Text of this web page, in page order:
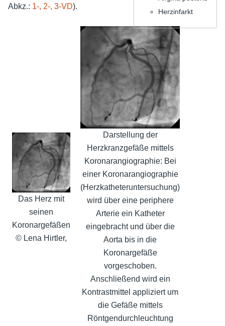
Herzinfarkt
Abkz.: 1-, 2-, 3-VD).
Das Herz mit
seinen
Koronargefäßen
© Lena Hirtler,
Darstellung der
Herzkranzgefäße mittels
Koronarangiographie: Bei
einer Koronarangiographie
(Herzkatheteruntersuchung)
wird über eine periphere
Arterie ein Katheter
eingebracht und über die
Aorta bis in die
Koronargefäße
vorgeschoben.
Anschließend wird ein
Kontrastmittel appliziert um
die Gefäße mittels
Röntgendurchleuchtung